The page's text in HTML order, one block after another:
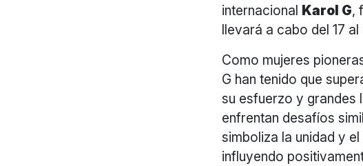
internacional Karol G,
llevará a cabo del 17
Como mujeres
G han tenido que
su esfuerzo y grandes
enfrentan desafíos
simboliza la unidad y
influyendo